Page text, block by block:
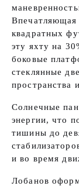
Впечатляющая
квадратных
эту яхту на
боковые
стеклянные
пространства
Солнечные
энергии, что
тишины до
и во время
Лобанов